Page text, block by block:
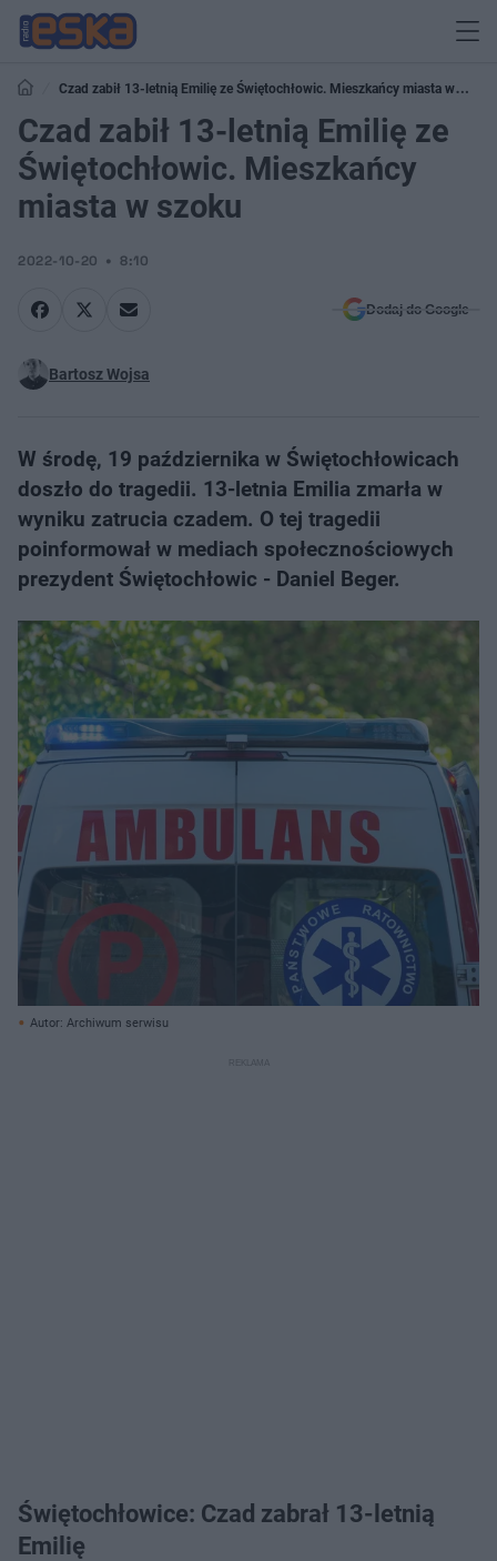
Czad zabił 13-letnią Emilię ze Świętochłowic. Mieszkańcy miasta w
szoku
Czad zabił 13-letnią Emilię ze
Świętochłowic. Mieszkańcy
miasta w szoku
2022-10-20 8:10
Dodaj do Google
Bartosz Wojsa
W środę, 19 października w Świętochłowicach
doszło do tragedii. 13-letnia Emilia zmarła w
wyniku zatrucia czadem. O tej tragedii
poinformował w mediach społecznościowych
prezydent Świętochłowic - Daniel Beger.
Autor: Archiwum serwisu
Świętochłowice: Czad zabrał 13-letnią
Emilię